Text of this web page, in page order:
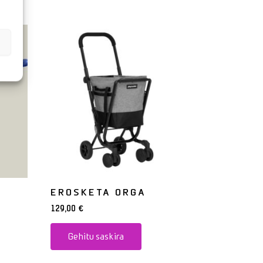
EROSKETA ORGA
129,00€
Gehitu saskira